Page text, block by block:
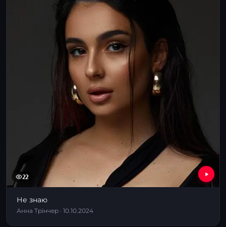
22
Не знаю
Анна Трінчер · 10.10.2024